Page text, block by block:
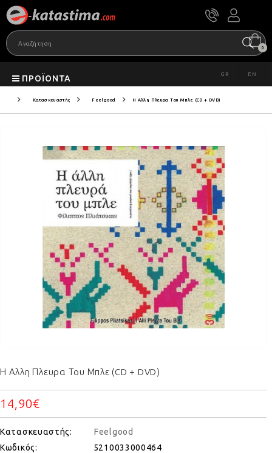
0
ΠΡΟΪΌΝΤΑ GR EN
Κατασκευαστής Feelgood Η Αλλη Πλευρα Του Μπλε (CD + DVD)
Η Αλλη Πλευρα Του Μπλε (CD + DVD)
14,90€
Κατασκευαστής:
Feelgood
Κωδικός:
5210033000464